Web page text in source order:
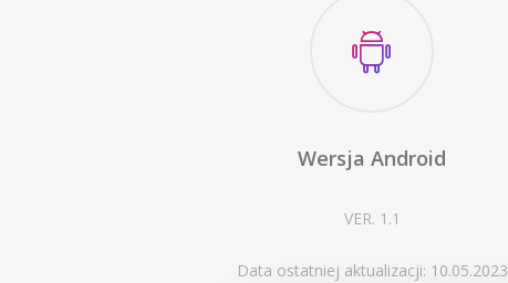
Wersja Android
VER. 1.1
Data ostatniej aktualizacji: 10.05.2023